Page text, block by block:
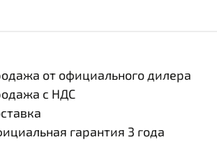
от официального дилера
с НДС
гарантия 3 года